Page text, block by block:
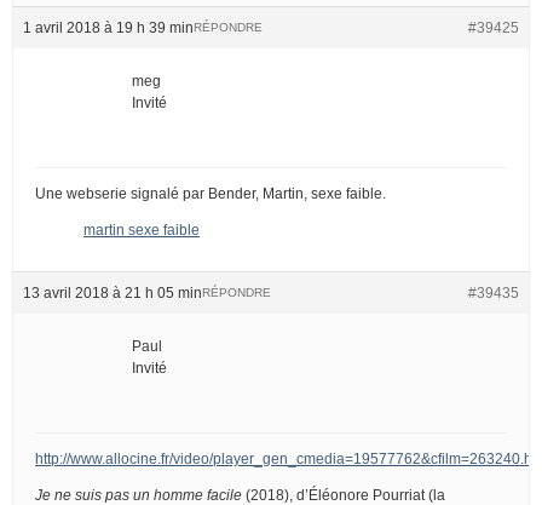
1 avril 2018 à 19 h 39 min #39425
RÉPONDRE
meg
Invité
Une webserie signalé par Bender, Martin, sexe faible.
martin sexe faible
13 avril 2018 à 21 h 05 min #39435
RÉPONDRE
Paul
Invité
http://www.allocine.fr/video/
Je ne suis pas un homme facile (2018), d’Éléonore Pourriat (la